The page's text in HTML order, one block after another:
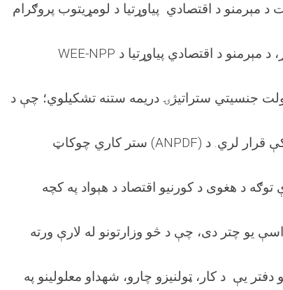
د اقتصادي پیاوړتیا د لومړیتوب پروګرام
جنسیتي ستراتیژۍ دریمه ستنه تشکیلوي؛ چې د
ستر کاري چوکاټ
د هغوی د کورنیو اقتصاد د هېواد په کچه
یو چتر دی، چې د څو وزارتونو له لارې ورته
یې د کار، ټولنیزو چارو، شهداو معلولینو په